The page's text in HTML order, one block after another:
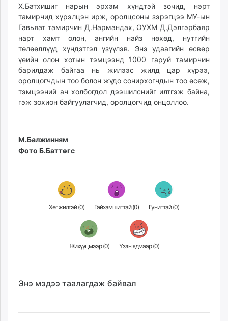
Х.Батхишиг нарын эрхэм хүндтэй зочид, нэрт
тамирчид хүрэлцэн ирж, оролцсоны зэрэгцээ МУ-ын
Гавьяат тамирчин Д.Нармандах, ОУХМ Д.Дэлгэрбаяр
нарт хамт олон, ангийн найз нөхөд, нутгийн
төлөөллүүд хүндэтгэл үзүүлэв. Энэ удаагийн өсвөр
үеийн олон хотын тэмцээнд 1000 гаруй тамирчин
барилдаж байгаа нь жилээс жилд цар хүрээ,
оролцогчдын тоо болон жүдо сонирхогчдын тоо өсөж,
тэмцээний ач холбогдол дээшилснийг илтгэж байна,
гэж зохион байгуулагчид, оролцогчид онцоллоо.
М.Балжинням
Фото Б.Баттөгс
Хөгжилтэй (0) Гайхамшигтай (0) Гунигтай (0)
Жихүүцмээр (0) Үзэн ядмаар (0)
Энэ мэдээ таалагдаж байвал